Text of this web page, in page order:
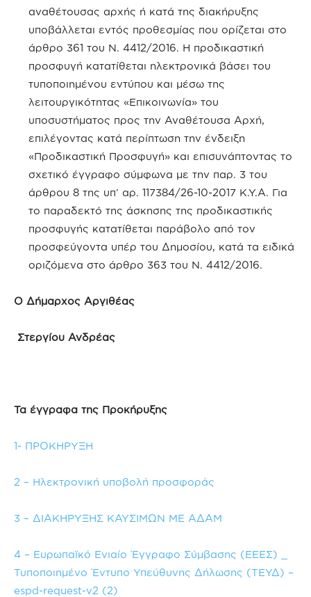
αναθέτουσας αρχής ή κατά της διακήρυξης
υποβάλλεται εντός προθεσμίας που ορίζεται στο
άρθρο 361 του Ν. 4412/2016. Η προδικαστική
προσφυγή κατατίθεται ηλεκτρονικά βάσει του
τυποποιημένου εντύπου και μέσω της
λειτουργικότητας «Επικοινωνία» του
υποσυστήματος προς την Αναθέτουσα Αρχή,
επιλέγοντας κατά περίπτωση την ένδειξη
«Προδικαστική Προσφυγή» και επισυνάπτοντας το
σχετικό έγγραφο σύμφωνα με την παρ. 3 του
άρθρου 8 της υπ’ αρ. 117384/26-10-2017 Κ.Υ.Α. Για
το παραδεκτό της άσκησης της προδικαστικής
προσφυγής κατατίθεται παράβολο από τον
προσφεύγοντα υπέρ του Δημοσίου, κατά τα ειδικά
οριζόμενα στο άρθρο 363 του Ν. 4412/2016.
Ο Δήμαρχος Αργιθέας
Στεργίου Ανδρέας
Τα έγγραφα της Προκήρυξης
1- ΠΡΟΚΗΡΥΞΗ
2 – Ηλεκτρονική υποβολή προσφοράς
3 – ΔΙΑΚΗΡΥΞΗΣ ΚΑΥΣΙΜΩΝ ΜΕ ΑΔΑΜ
4 – Ευρωπαϊκό Ενιαίο Έγγραφο Σύμβασης (ΕΕΕΣ) _
Τυποποιημένο Έντυπο Υπεύθυνης Δήλωσης (ΤΕΥΔ) –
espd-request-v2 (2)